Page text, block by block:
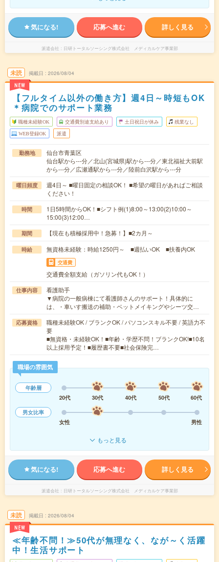
気になる! 応募へ進む 詳しく見る
派遣会社 日研トータルソーシング株式会社 メディカルケア事業部
未読
NEW
掲載日 2026/08/04
【フルタイム以外の働き方】週4日～時短もOK
＊病院でのサポート業務
職種未経験OK 交通費別途支給あり 土日祝日が休み 残業なし
WEB登録OK 派遣
勤務地
仙台市青葉区
仙台駅から---分／北山(宮城県)駅から---分／東北福祉大前駅
から---分／広瀬通駅から---分／陸前白沢駅から---分
曜日頻度
週4日～ ■曜日固定の相談OK！ ■希望の曜日があればご相談
ください！
時間
1日5時間からOK！■シフト例(1)8:00～13:00(2)10:00～
15:00(3)12:00…
期間 【現在も積極採用中！急募！】■2カ月～
時給 無資格未経験：時給1250円～ ■週払いOK ■扶養内OK
交通費
交通費全額支給（ガソリン代もOK！）
仕事内容
看護助手
▼病院の一般病棟にて看護師さんのサポート！具体的に
は、・車いす搬送の補助・ベットメイキングやシーツ交…
応募資格
職種未経験OK / ブランクOK / パソコンスキル不要 / 英語力不
要
■無資格・未経験OK！■年齢・学歴不問！ブランクOK!■10名
以上採用予定！■履歴書不要■社会保険完…
職場の雰囲気
年齢層
20代
30代 40代 50代
60代
男女比率
女性
男性
もっと見る
気になる! 応募へ進む 詳しく見る
派遣会社 日研トータルソーシング株式会社 メディカルケア事業部
未読
NEW
掲載日 2026/08/04
≪年齢不問！≫50代が無理なく、なが～く活躍
中！生活サポート